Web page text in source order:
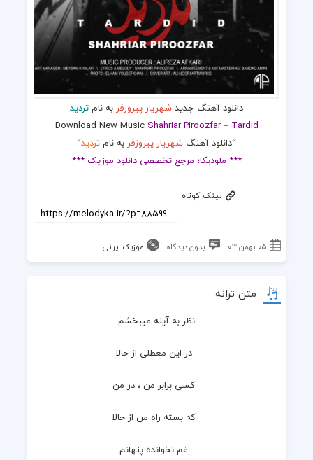
دانلود آهنگ جدیدشهریار پیروزفر به نامتردید
Download New MusicShahriar Piroozfar– Tardid
“دانلود آهنگ شهریار پیروزفر به نامتردید“
*** ملودیکا؛ مرجع تخصصی دانلود موزیک ***
لینک کوتاه
۰۵ بهمن ۰۳ بدون دیدگاه موزیک ایرانی
متن ترانه
نظر به آینه میبخشم
  در این معطلی از حالا
  کسی برابر من ، در من
  که بسته راهِ من از حالا
  غم نخوانده پنهانم